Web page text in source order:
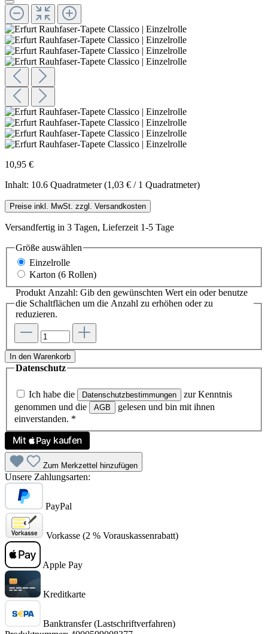
10,95 €
Inhalt: 10.6 Quadratmeter(1,03 € / 1 Quadratmeter)
Preise inkl. MwSt. zzgl. Versandkosten
Versandfertig in 3 Tagen, Lieferzeit 1-5 Tage
Größe auswählen
Einzelrolle
Karton (6 Rollen)
Produkt Anzahl: Gib den gewünschten Wert ein oder benutze
die Schaltflächen um die Anzahl zu erhöhen oder zu
reduzieren.
In den Warenkorb
Datenschutz
Ich habe die Datenschutzbestimmungen
zur Kenntnis
genommen und die
AGB
gelesen und bin mit ihnen
einverstanden. *
Zum Merkzettel hinzufügen
Unsere Zahlungsarten:
PayPal
Vorkasse (2 % Vorauskassenrabatt)
Apple Pay
Kreditkarte
Banktransfer (Lastschriftverfahren)